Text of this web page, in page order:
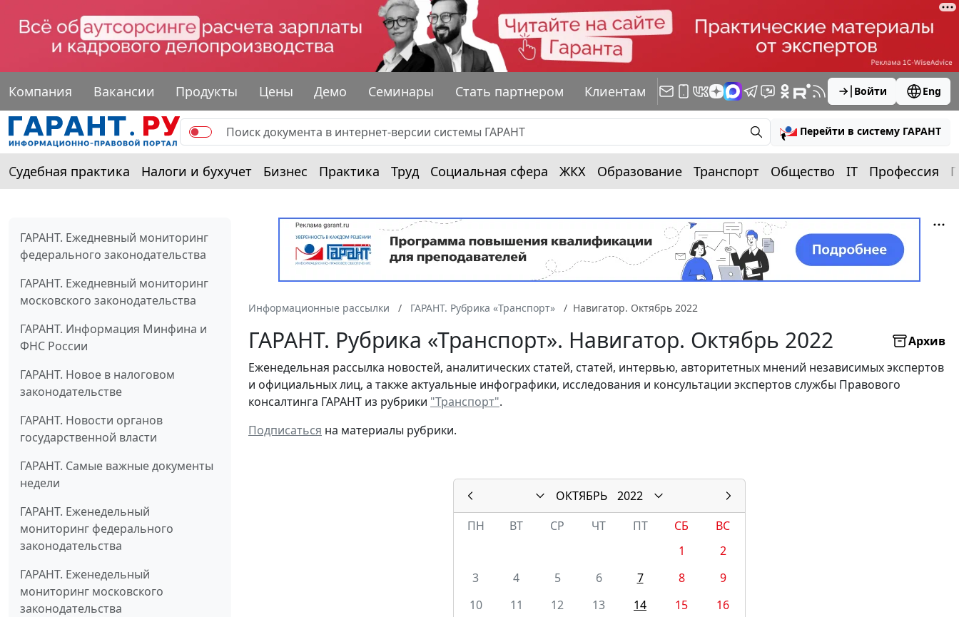
Компания Вакансии Продукты Цены Демо Семинары Стать партнером Клиентам Войти Eng
Перейти в систему ГАРАНТ
Судебная практика Налоги и бухучет Бизнес Практика Труд Социальная сфера ЖКХ Образование Транспорт Общество IT Профессия
ГАРАНТ. Ежедневный мониторинг
федерального законодательства
ГАРАНТ. Ежедневный мониторинг
московского законодательства
ГАРАНТ. Информация Минфина и
ФНС России
ГАРАНТ. Новое в налоговом
законодательстве
ГАРАНТ. Новости органов
государственной власти
ГАРАНТ. Самые важные документы
недели
ГАРАНТ. Еженедельный
мониторинг федерального
законодательства
ГАРАНТ. Еженедельный
мониторинг московского
законодательства
Информационные рассылки ГАРАНТ. Рубрика «Транспорт» Навигатор. Октябрь 2022
ГАРАНТ. Рубрика «Транспорт». Навигатор. Октябрь 2022
Архив
Еженедельная рассылка новостей, аналитических статей, статей, интервью, авторитетных мнений независимых экспертов
и официальных лиц, а также актуальные инфографики, исследования и консультации экспертов службы Правового
консалтинга ГАРАНТ из рубрики "Транспорт".
Подписаться на материалы рубрики.
ОКТЯБРЬ
2022
ПН
ВТ СР ЧТ ПТ СБ
ВС
1
2
3
4 5 6 7 8
9
10
11 12 13 14 15
16